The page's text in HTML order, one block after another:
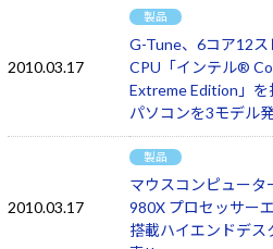
2010.03.17
製品
G-Tune、6コア12
CPU「インテル®
Extreme Edition」
パソコンを3モデル
2010.03.17
製品
マウスコンピュー
980X プロセッサー
搭載ハイエンドデ